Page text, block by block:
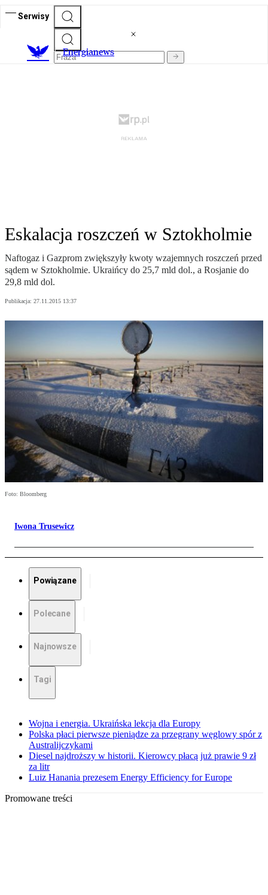
Serwisy
Energianews
Eskalacja roszczeń w Sztokholmie
Naftogaz i Gazprom zwiększyły kwoty wzajemnych roszczeń przed
sądem w Sztokholmie. Ukraińcy do 25,7 mld dol., a Rosjanie do
29,8 mld dol.
Publikacja: 27.11.2015 13:37
Foto: Bloomberg
Iwona Trusewicz
Powiązane
Polecane
Najnowsze
Tagi
Wojna i energia. Ukraińska lekcja dla Europy
Polska płaci pierwsze pieniądze za przegrany węglowy spór z
Australijczykami
Diesel najdroższy w historii. Kierowcy płacą już prawie 9 zł
za litr
Luiz Hanania prezesem Energy Efficiency for Europe
Promowane treści